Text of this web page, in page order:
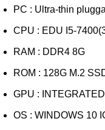
PC : Ultra-thin
CPU : EDU I5-
RAM : DDR4 8G
ROM : 128G M.2
GPU :
OS : WINDOWS 10